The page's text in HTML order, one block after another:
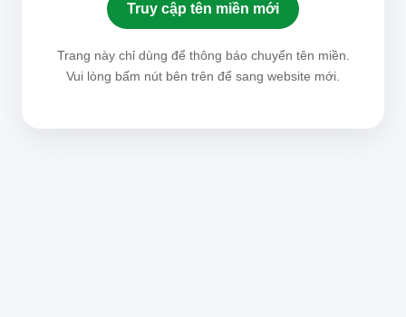
Truy cập tên miền mới
Trang này chỉ dùng để thông báo chuyển tên miền.
Vui lòng bấm nút bên trên để sang website mới.